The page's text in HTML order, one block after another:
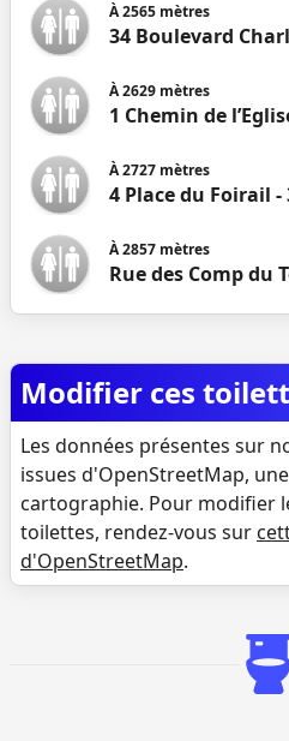
À2565 mètres
34 Boulevard
À2629 mètres
1 Chemin de
À2727 mètres
4 Place du Foirail -
À2857 mètres
Rue des Comp du
Modifier ces
Les données présentes sur
issues d'OpenStreetMap,
cartographie. Pour modifier
toilettes, rendez-vous sur
d'OpenStreetMap.